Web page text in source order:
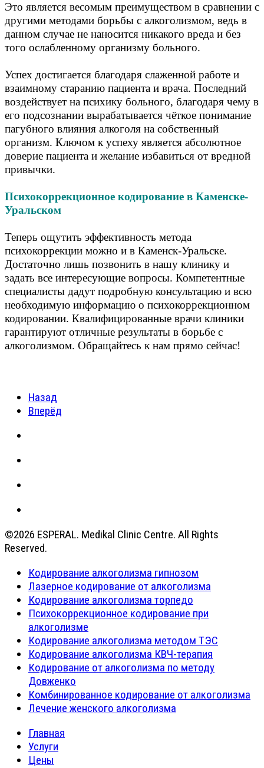
Это является весомым преимуществом в сравнении с
другими методами борьбы с алкоголизмом, ведь в
данном случае не наносится никакого вреда и без
того ослабленному организму больного.
Успех достигается благодаря слаженной работе и
взаимному старанию пациента и врача. Последний
воздействует на психику больного, благодаря чему в
его подсознании вырабатывается чёткое понимание
пагубного влияния алкоголя на собственный
организм. Ключом к успеху является абсолютное
доверие пациента и желание избавиться от вредной
привычки.
Психокоррекционное кодирование в Каменске-
Уральском
Теперь ощутить эффективность метода
психокоррекции можно и в Каменск-Уральске.
Достаточно лишь позвонить в нашу клинику и
задать все интересующие вопросы. Компетентные
специалисты дадут подробную консультацию и всю
необходимую информацию о психокоррекционном
кодировании. Квалифицированные врачи клиники
гарантируют отличные результаты в борьбе с
алкоголизмом. Обращайтесь к нам прямо сейчас!
Назад
Вперёд
©2026 ESPERAL. Medikal Clinic Centre. All Rights
Reserved.
Кодирование алкоголизма гипнозом
Лазерное кодирование от алкоголизма
Кодирование алкоголизма торпедо
Психокоррекционное кодирование при
алкоголизме
Кодирование алкоголизма методом ТЭС
Кодирование алкоголизма КВЧ-терапия
Кодирование от алкоголизма по методу
Довженко
Комбинированное кодирование от алкоголизма
Лечение женского алкоголизма
Главная
Услуги
Цены